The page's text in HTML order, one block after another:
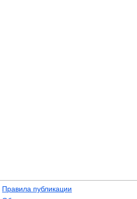
Правила публикации